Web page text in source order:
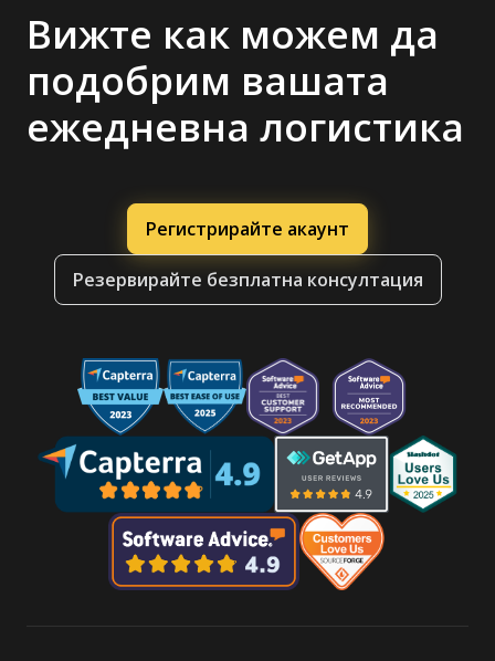
Вижте как можем да
подобрим вашата
ежедневна логистика
Регистрирайте акаунт
Резервирайте безплатна консултация